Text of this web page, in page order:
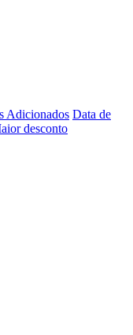
Adicionados Data de
desconto